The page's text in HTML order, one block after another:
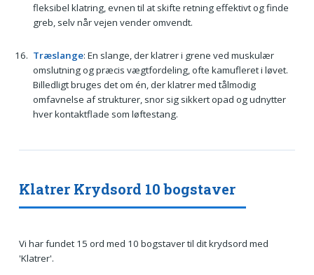
fleksibel klatring, evnen til at skifte retning effektivt og finde
greb, selv når vejen vender omvendt.
Træslange: En slange, der klatrer i grene ved muskulær
omslutning og præcis vægtfordeling, ofte kamufleret i løvet.
Billedligt bruges det om én, der klatrer med tålmodig
omfavnelse af strukturer, snor sig sikkert opad og udnytter
hver kontaktflade som løftestang.
Klatrer Krydsord 10 bogstaver
Vi har fundet 15 ord med 10 bogstaver til dit krydsord med
'Klatrer'.